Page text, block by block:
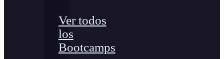
Ver todos
los
Bootcamps